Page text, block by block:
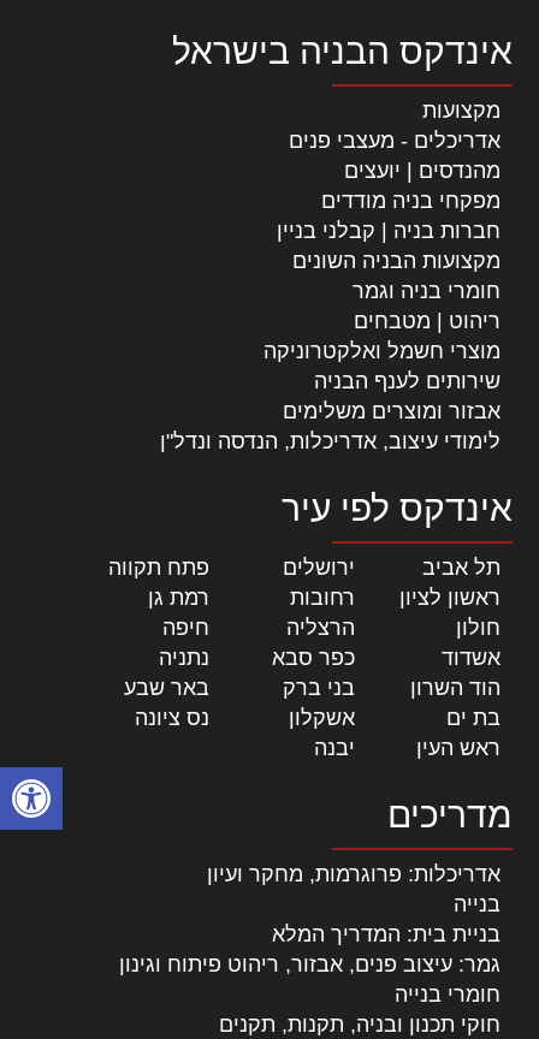
פתח
אינדקס הבניה בישראל
מקצועות
אדריכלים - מעצבי פנים
מהנדסים | יועצים
מפקחי בניה מודדים
חברות בניה | קבלני בניין
מקצועות הבניה השונים
חומרי בניה וגמר
ריהוט | מטבחים
מוצרי חשמל ואלקטרוניקה
שירותים לענף הבניה
אבזור ומוצרים משלימים
לימודי עיצוב, אדריכלות, הנדסה ונדל"ן
אינדקס לפי עיר
תל אביב ירושלים פתח תקווה
ראשון לציון
רחובות רמת גן
חולון
הרצליה חיפה
אשדוד
כפר סבא נתניה
הוד השרון
בני ברק באר שבע
בת ים
אשקלון נס ציונה
ראש העין
יבנה
מדריכים
אדריכלות: פרוגרמות, מחקר ועיון
בנייה
בניית בית: המדריך המלא
גמר: עיצוב פנים, אבזור, ריהוט פיתוח וגינון
חומרי בנייה
חוקי תכנון ובניה, תקנות, תקנים